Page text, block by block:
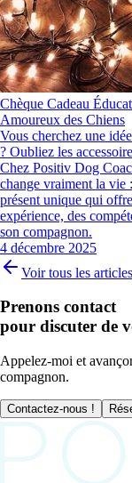
Chèque Cadeau
Amoureux des Chiens
Vous cherchez une
? Oubliez les
Chez Positiv Dog
change vraiment la vie
présent unique qui
expérience, des
son compagnon.
4 décembre 2025
Voir tous les articles
Prenons contact
pour discuter de
Appelez-moi et
compagnon.
Contactez-nous !